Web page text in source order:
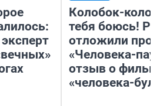
Колобок-
тебя боюсь!
отложили
«Человека-
отзыв о
«человека-